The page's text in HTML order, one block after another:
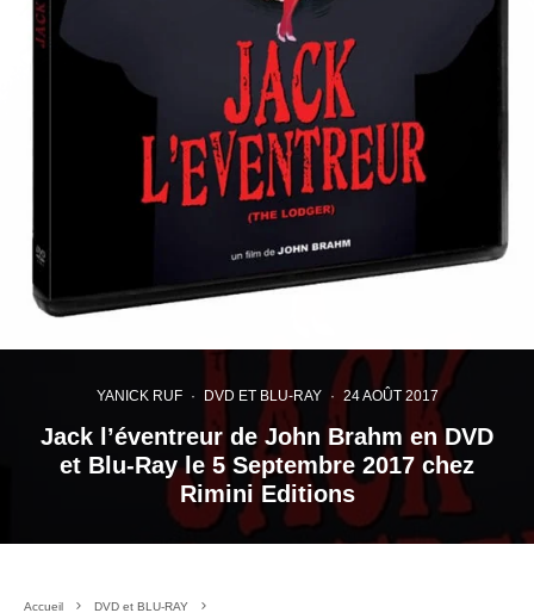
YANICK RUF · DVD ET BLU-RAY · 24 AOÛT 2017
Jack l’éventreur de John Brahm en DVD
et Blu-Ray le 5 Septembre 2017 chez
Rimini Editions
Accueil
DVD et BLU-RAY